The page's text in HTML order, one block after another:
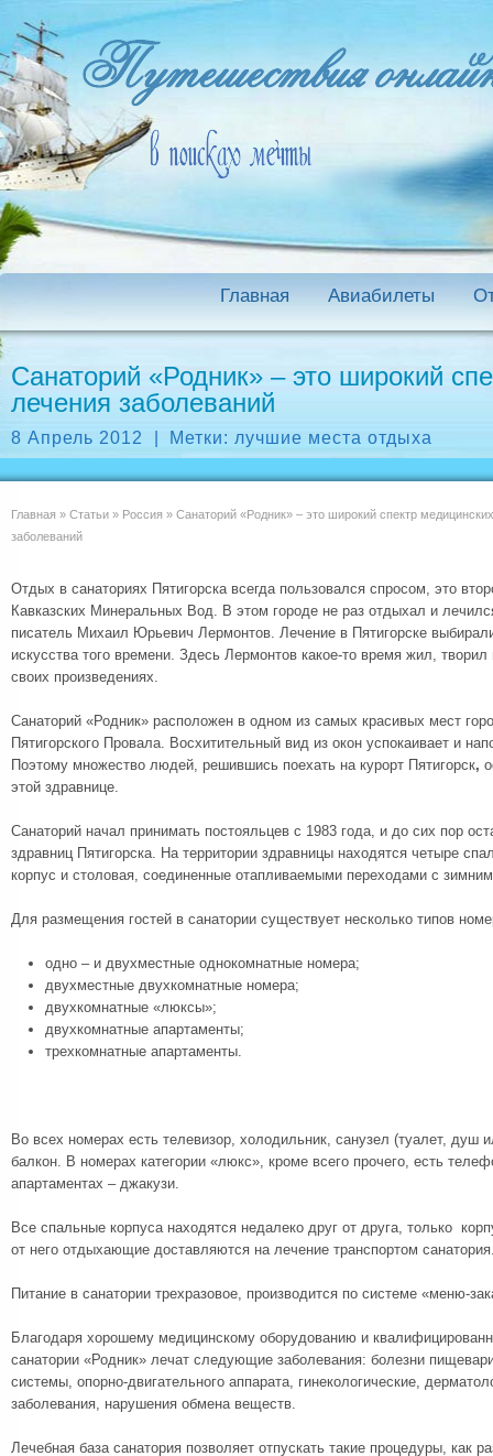
Главная Авиабилеты
Санаторий «Родник» – это широкий
лечения заболеваний
8 Апрель 2012 Метки: лучшие места отдыха
Главная » Статьи » Россия » Санаторий «Родник» – это широкий спектр
заболеваний
Отдых в санаториях Пятигорска всегда пользовался спросом, это
Кавказских Минеральных Вод. В этом городе не раз отдыхал и
писатель Михаил Юрьевич Лермонтов. Лечение в Пятигорске
искусства того времени. Здесь Лермонтов какое-то время жил, творил
своих произведениях.
Санаторий «Родник» расположен в одном из самых красивых мест
Пятигорского Провала. Восхитительный вид из окон успокаивает и
Поэтому множество людей, решившись поехать на курорт Пятигорск,
этой здравнице.
Санаторий начал принимать постояльцев с 1983 года, и до сих пор
здравниц Пятигорска. На территории здравницы находятся четыре
корпус и столовая, соединенные отапливаемыми переходами с
Для размещения гостей в санатории существует несколько типов
одно – и двухместные однокомнатные номера;
двухместные двухкомнатные номера;
двухкомнатные «люксы»;
двухкомнатные апартаменты;
трехкомнатные апартаменты.
Во всех номерах есть телевизор, холодильник, санузел (туалет, душ
балкон. В номерах категории «люкс», кроме всего прочего, есть
апартаментах – джакузи.
Все спальные корпуса находятся недалеко друг от друга, только
от него отдыхающие доставляются на лечение транспортом
Питание в санатории трехразовое, производится по системе «меню-
Благодаря хорошему медицинскому оборудованию и
санатории «Родник» лечат следующие заболевания: болезни
системы, опорно-двигательного аппарата, гинекологические,
заболевания, нарушения обмена веществ.
Лечебная база санатория позволяет отпускать такие процедуры, как